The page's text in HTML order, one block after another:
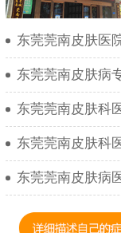
东莞莞南皮肤医
东莞莞南皮肤病
东莞莞南皮肤科
东莞莞南皮肤科
东莞莞南皮肤病